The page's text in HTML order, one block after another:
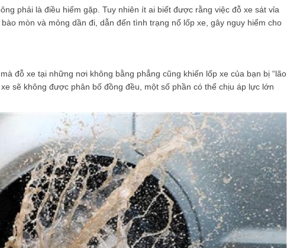
phải là điều hiếm gặp. Tuy nhiên ít ai biết được rằng việc đỗ xe sát vỉa
mòn và mỏng dần đi, dẫn đến tình trạng nổ lốp xe, gây nguy hiểm cho
đỗ xe tại những nơi không bằng phẳng cũng khiến lốp xe của bạn bị “lão
sẽ không được phân bố đồng đều, một số phần có thể chịu áp lực lớn